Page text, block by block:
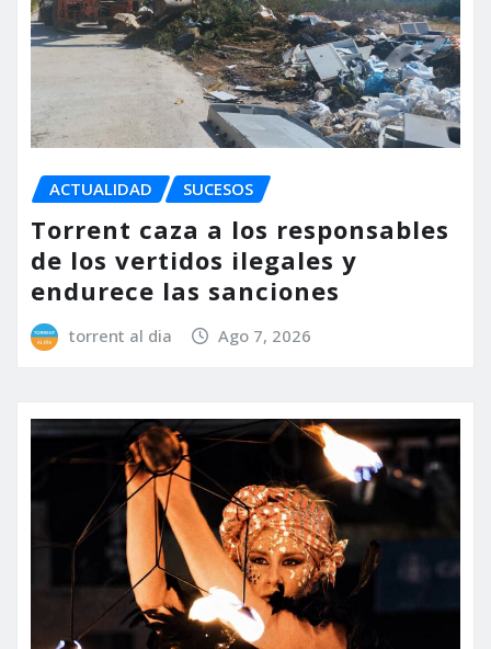
ACTUALIDAD SUCESOS
Torrent caza a los responsables
de los vertidos ilegales y
endurece las sanciones
torrent al dia Ago 7, 2026